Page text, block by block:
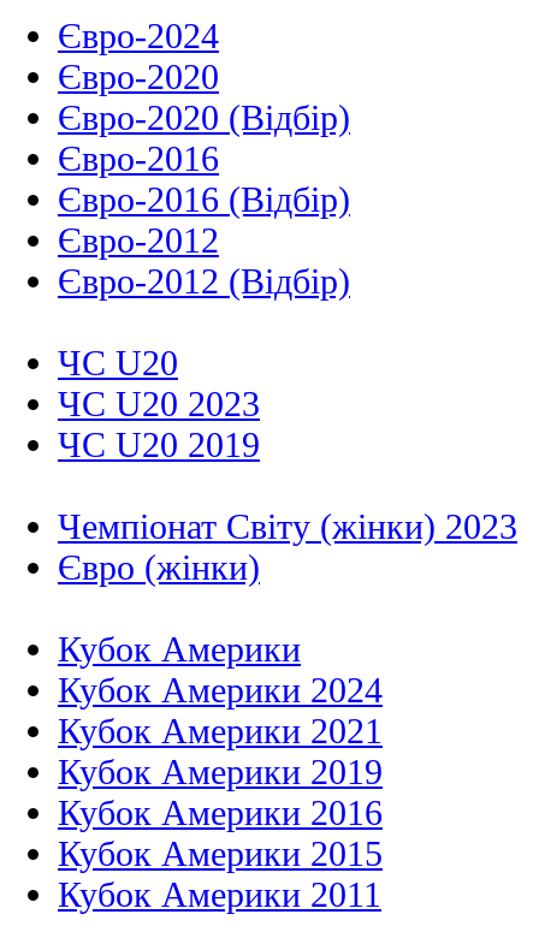
Євро-2024
Євро-2020
Євро-2020 (Відбір)
Євро-2016
Євро-2016 (Відбір)
Євро-2012
Євро-2012 (Відбір)
ЧС U20
ЧС U20 2023
ЧС U20 2019
Чемпіонат Світу (жінки) 2023
Євро (жінки)
Кубок Америки
Кубок Америки 2024
Кубок Америки 2021
Кубок Америки 2019
Кубок Америки 2016
Кубок Америки 2015
Кубок Америки 2011